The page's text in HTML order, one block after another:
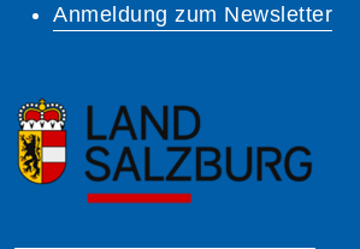
Anmeldung zum Newsletter